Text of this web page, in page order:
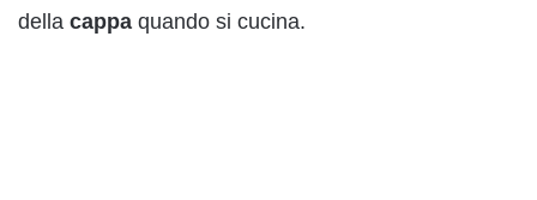
della cappa quando si cucina.